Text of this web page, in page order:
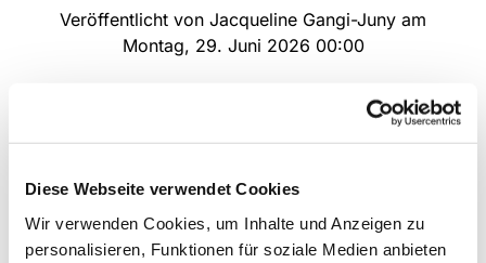
Diese Webseite verwendet Cookies
Wir verwenden Cookies, um Inhalte und Anzeigen zu
personalisieren, Funktionen für soziale Medien anbieten
Veröffentlicht von Jacqueline Gangi-Juny am
Montag, 29. Juni 2026 00:00